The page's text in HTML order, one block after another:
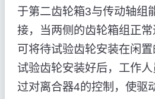
于第二齿轮箱3与传动轴组
接，当两侧的齿轮箱组正常
可将待试验齿轮安装在闲
试验齿轮安装好后，工作
过对离合器4的控制，使驱